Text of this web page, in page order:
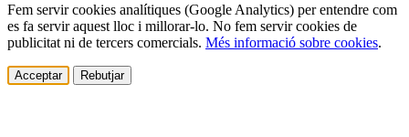
Fem servir cookies analítiques (Google Analytics) per entendre com
es fa servir aquest lloc i millorar-lo. No fem servir cookies de
publicitat ni de tercers comercials. Més informació sobre cookies.
Acceptar Rebutjar